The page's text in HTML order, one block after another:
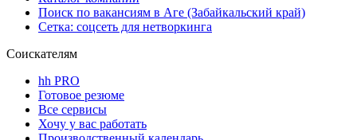
Поиск по вакансиям в Аге (Забайкальский край)
Сетка: соцсеть для нетворкинга
Соискателям
hh PRO
Готовое резюме
Все сервисы
Хочу у вас работать